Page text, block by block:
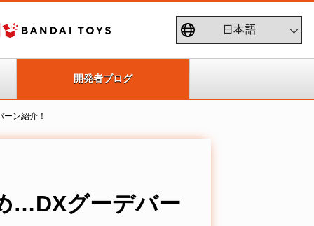
開発者ブログ
ン紹介！
…DXグーデバー